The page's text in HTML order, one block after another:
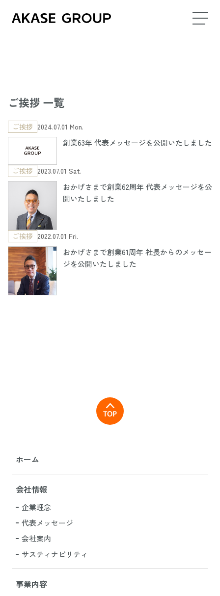
ご挨拶 一覧
ご挨拶 2024.07.01 Mon.
創業63年 代表メッセージを公開いたしました
ご挨拶 2023.07.01 Sat.
おかげさまで創業62周年 代表メッセージを公
開いたしました
ご挨拶 2022.07.01 Fri.
おかげさまで創業61周年 社長からのメッセー
ジを公開いたしました
ホーム
会社情報
企業理念
代表メッセージ
会社案内
サスティナビリティ
事業内容